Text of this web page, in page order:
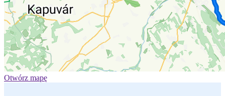
Otwórz mapę